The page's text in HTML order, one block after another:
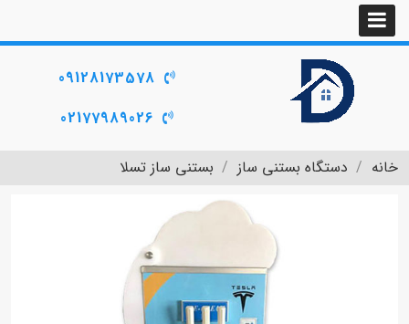
09128173578
02177989026
خانه دستگاه بستنی ساز بستنی ساز تسلا